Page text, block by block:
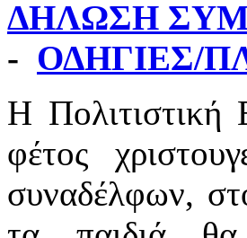
ΔΗΛΩΣΗ
- ΟΔΗΓΙΕΣ/
Η Πολιτιστική
φέτος
συναδέλφων,